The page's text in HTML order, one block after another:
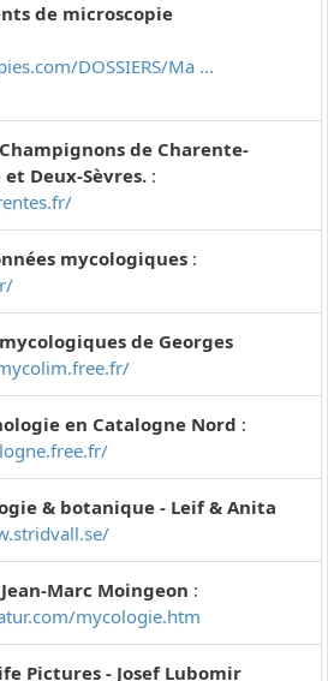
de microscopie
DOSSIERS/Ma ...
de Charente-
Deux-Sèvres. :
mycologiques :
de Georges
en Catalogne Nord :
& botanique - Leif & Anita
Marc Moingeon :
mycologie.htm
Pictures - Josef Lubomir